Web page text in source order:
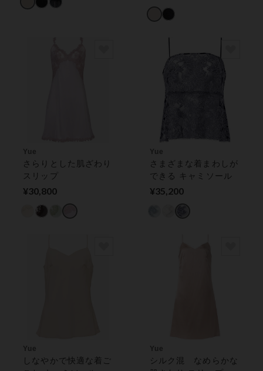
Yue
さらりとした肌ざわり
スリップ
¥30,800
Yue
さまざまな着まわしが
できる キャミソール
¥35,200
Yue
しなやかで快適な着ご
Yue
シルク混 なめらかな